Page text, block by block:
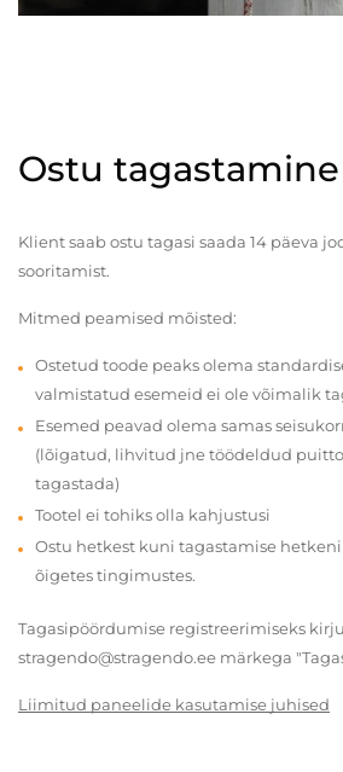
Ostu tagastamine
Klient saab ostu tagasi saada 14 päeva
sooritamist.
Mitmed peamised mõisted:
Ostetud toode peaks olema
valmistatud esemeid ei ole võimalik
Esemed peavad olema samas
(lõigatud, lihvitud jne töödeldud
tagastada)
Tootel ei tohiks olla kahjustusi
Ostu hetkest kuni tagastamise
õigetes tingimustes.
Tagasipöördumise registreerimiseks
stragendo@stragendo.ee märkega
Liimitud paneelide kasutamise juhised